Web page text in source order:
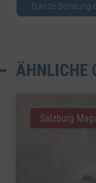
Ganze Sendung
ÄHNLICHE
Salzburg